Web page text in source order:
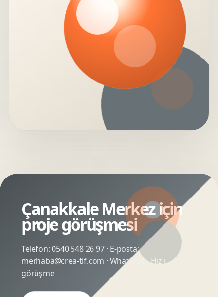
Çanakkale Merkez için
proje görüşmesi
Telefon:0540 548 26 97· E-posta:
merhaba@crea-tif.com · WhatsApp:Hızlı
görüşme